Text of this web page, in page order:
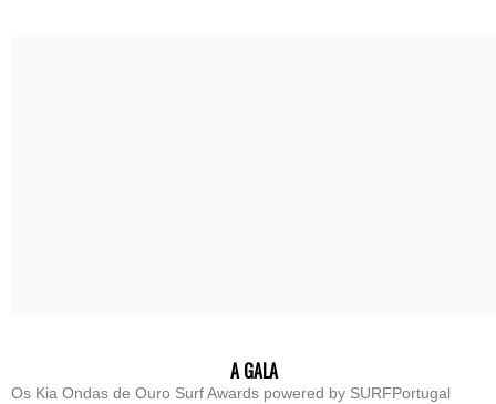
A GALA
Os Kia Ondas de Ouro Surf Awards powered by SURFPortugal